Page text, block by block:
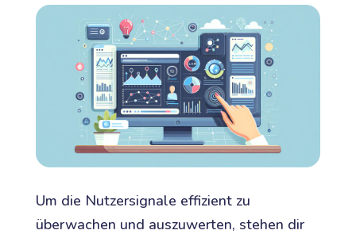
Um die Nutzersignale effizient zu
überwachen und auszuwerten, stehen dir